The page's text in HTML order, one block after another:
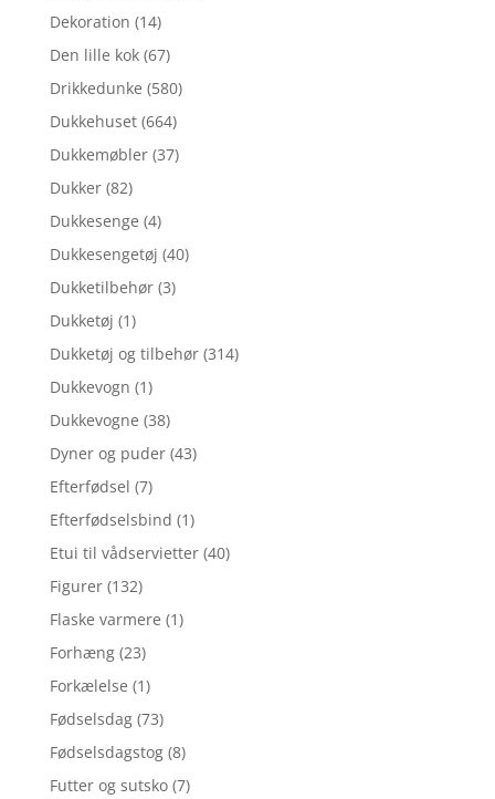
Dekoration (14)
Den lille kok (67)
Drikkedunke (580)
Dukkehuset (664)
Dukkemøbler (37)
Dukker (82)
Dukkesenge (4)
Dukkesengetøj (40)
Dukketilbehør (3)
Dukketøj (1)
Dukketøj og tilbehør (314)
Dukkevogn (1)
Dukkevogne (38)
Dyner og puder (43)
Efterfødsel (7)
Efterfødselsbind (1)
Etui til vådservietter (40)
Figurer (132)
Flaske varmere (1)
Forhæng (23)
Forkælelse (1)
Fødselsdag (73)
Fødselsdagstog (8)
Futter og sutsko (7)